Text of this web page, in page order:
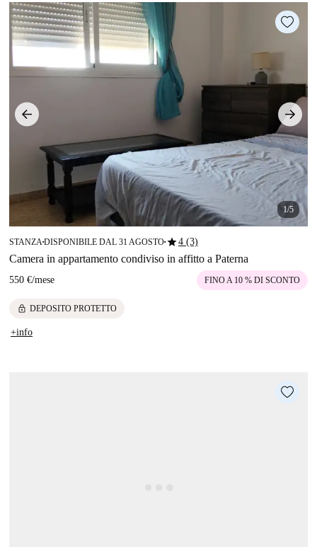
1/5
STANZA ■DISPONIBILE DAL 31 AGOSTO■star4 (3)
Camera in appartamento condiviso in affitto a Paterna
550 €/mese FINO A 10 % DI SCONTO
lock DEPOSITO PROTETTO
+info